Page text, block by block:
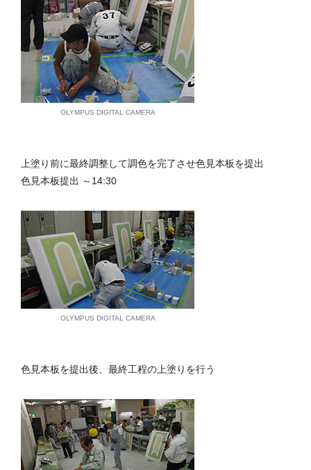
OLYMPUS DIGITAL CAMERA
上塗り前に最終調整して調色を完了させ色見本板を提出
色見本板提出 ～14:30
OLYMPUS DIGITAL CAMERA
色見本板を提出後、最終工程の上塗りを行う